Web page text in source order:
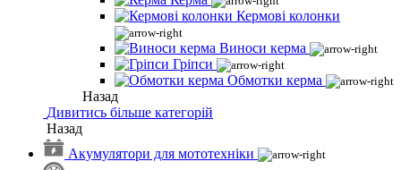
Кермові колонки
Виноси керма
Гріпси
Обмотки керма
Назад
Дивитись більше категорій
Назад
Акумулятори для мототехніки